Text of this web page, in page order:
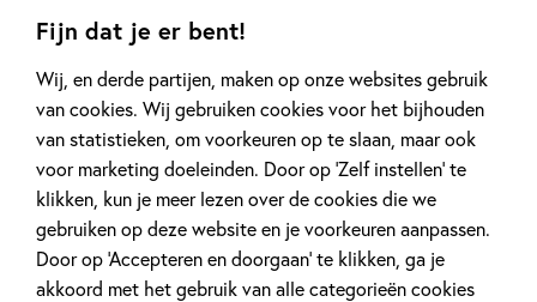
Fijn dat je er bent!
Wij, en derde partijen, maken op onze websites gebruik
van cookies. Wij gebruiken cookies voor het bijhouden
van statistieken, om voorkeuren op te slaan, maar ook
voor marketing doeleinden. Door op ‘Zelf instellen’ te
klikken, kun je meer lezen over de cookies die we
gebruiken op deze website en je voorkeuren aanpassen.
Door op ‘Accepteren en doorgaan’ te klikken, ga je
akkoord met het gebruik van alle categorieën cookies
Bekijk ook eens